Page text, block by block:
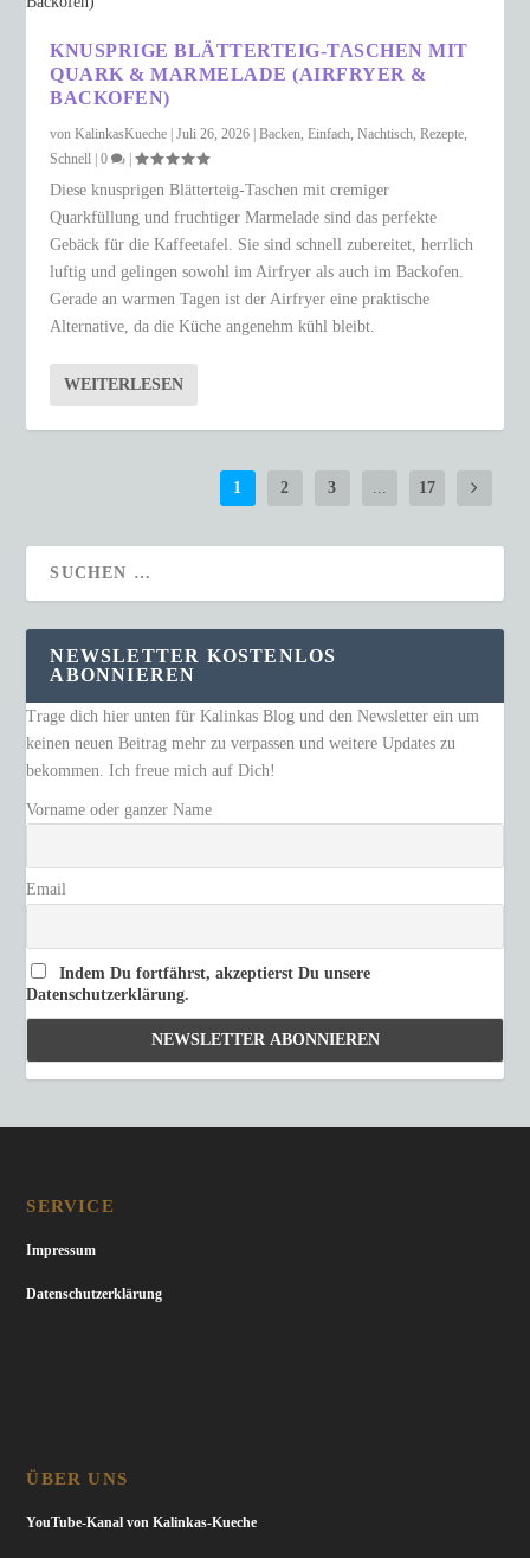
KNUSPRIGE BLÄTTERTEIG-TASCHEN MIT
QUARK & MARMELADE (AIRFRYER &
BACKOFEN)
vonKalinkasKueche |Juli 26, 2026 |Backen ,Einfach ,Nachtisch ,Rezepte
Schnell |0 |
Diese knusprigen Blätterteig-Taschen mit cremiger
Quarkfüllung und fruchtiger Marmelade sind das perfekte
Gebäck für die Kaffeetafel. Sie sind schnell zubereitet, herrlich
luftig und gelingen sowohl im Airfryer als auch im Backofen.
Gerade an warmen Tagen ist der Airfryer eine praktische
Alternative, da die Küche angenehm kühl bleibt.
WEITERLESEN
1 2 3 17
NEWSLETTER KOSTENLOS
ABONNIEREN
Trage dich hier unten für Kalinkas Blog und den Newsletter ein um
keinen neuen Beitrag mehr zu verpassen und weitere Updates zu
bekommen. Ich freue mich auf Dich!
Vorname oder ganzer Name
Email
Indem Du fortfährst, akzeptierst Du unsere
Datenschutzerklärung.
SERVICE
Impressum
Datenschutzerklärung
ÜBER UNS
YouTube-Kanal von Kalinkas-Kueche